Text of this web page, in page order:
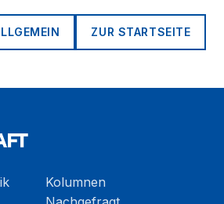
ZUR STARTSEITE
Kolumnen